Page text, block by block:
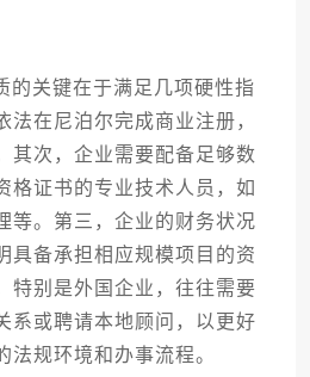
关键在于满足几项硬性指
法在尼泊尔完成商业注册，
其次，企业需要配备足够数
格证书的专业技术人员，如
等。第三，企业的财务状况
具备承担相应规模项目的资
特别是外国企业，往往需要
系或聘请本地顾问，以更好
法规环境和办事流程。